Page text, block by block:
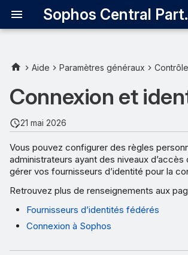
Aide Paramètres généraux
Connexion et
21 mai 2026
Vous pouvez configurer des règles
administrateurs ayant des niveaux
gérer vos fournisseurs d’identité pour la
Retrouvez plus de renseignements aux
Fournisseurs d’identités fédérés
Connexion à Sophos